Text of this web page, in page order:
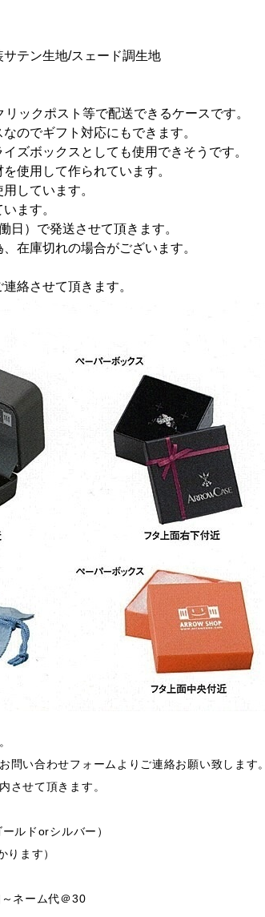
テン生地/スェード調生地
ックポスト等で配送できるケースです。
のでギフト対応にもできます。
ズボックスとしても使用できそうです。
使用して作られています。
しています。
ます。
日）で発送させて頂きます。
在庫切れの場合がございます。
絡させて頂きます。
問い合わせフォームよりご連絡お願い致します。
させて頂きます。
ルドorシルバー）
ります）
ネーム代＠30